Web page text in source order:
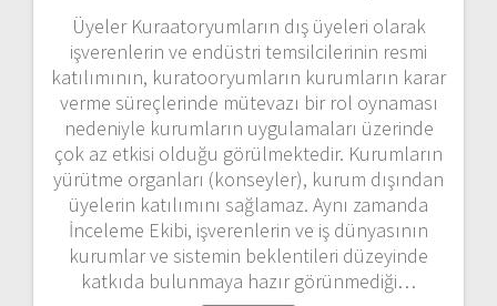
Üyeler Kuraatoryumların dış üyeleri olarak
işverenlerin ve endüstri temsilcilerinin resmi
katılımının, kuratooryumların kurumların karar
verme süreçlerinde mütevazı bir rol oynaması
nedeniyle kurumların uygulamaları üzerinde
çok az etkisi olduğu görülmektedir. Kurumların
yürütme organları (konseyler), kurum dışından
üyelerin katılımını sağlamaz. Aynı zamanda
İnceleme Ekibi, işverenlerin ve iş dünyasının
kurumlar ve sistemin beklentileri düzeyinde
katkıda bulunmaya hazır görünmediği…